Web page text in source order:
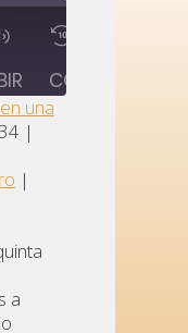
COMPARTIR
una
|
|
a